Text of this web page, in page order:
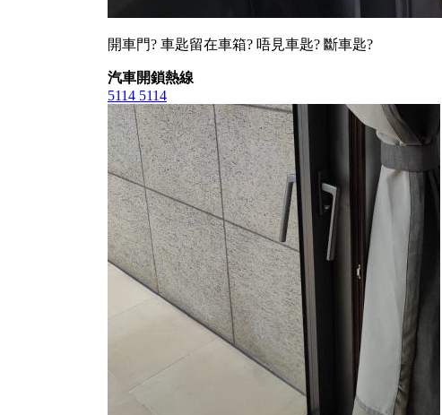
開車門? 車匙留在車箱? 唔見車匙? 斷車匙?
汽車開鎖熱線
5114 5114